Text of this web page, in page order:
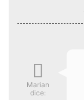
Marian
dice: